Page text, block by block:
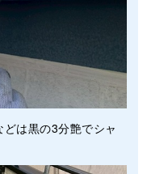
は黒の3分艶でシャ